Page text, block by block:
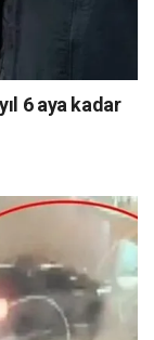
6 aya kadar